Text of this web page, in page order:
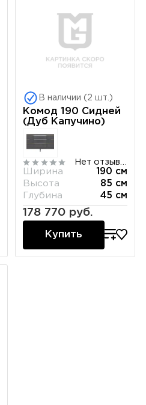
В наличии (2 шт.)
Комод 190 Сидней
(Дуб Капучино)
Ширина
190 см
Высота
85 см
Глубина
45 см
178 770 руб.
Купить